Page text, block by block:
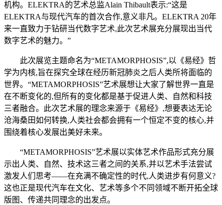
机构。ELEKTRA的艺术总监Alain Thibault表示:“这是
ELEKTRA与现代汽车的首次合作,意义非凡。ELEKTRA 20年
来一直致力于钻研当代数字艺术,此次艺术展充分展现出当代
数字艺术的魅力。”
此次展览主题命名为“METAMORPHOSIS”,以《易经》哲
学为内核,旨在探究全球在经历新冠肺炎之后人类所将面临的
世界。“METAMORPHOSIS”艺术展想让大家了解世界一直是
在不断变化的,但所有的变化都是基于促进人类、自然和科技
三者融合。此次艺术展的理念来源于《易经》,想要表达无论
沧海桑田如何转换,人类社会都会拥有一个恒定不变的核心,并
围绕着核心发展出美好未来。
“METAMORPHOSIS”艺术展以实体艺术作品形式充分展
示出人类、自然、技术这三者之间的关系,并以艺术手法尝试
激发人们思考——在充满不确定性的时代,人类进步有何意义?
这也正是现代汽车在文化、艺术等多个不同领域不断开拓全球
版图、传递共同理念的出发点。